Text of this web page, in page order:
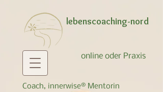
Coach, innerwise® Mentorin
lebenscoaching-nord
online oder Praxis